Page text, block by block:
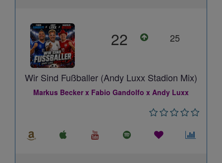
22 25
Wir Sind Fußballer (Andy Luxx Stadion Mix)
Markus Becker x Fabio Gandolfo x Andy Luxx